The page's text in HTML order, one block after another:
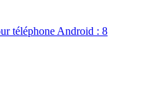
téléphone Android : 8